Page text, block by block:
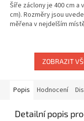
Šíře záclony je 400 cm a
cm). Rozměry jsou
měřena v nejdelším
ZOBRAZIT
Popis Hodnocení
Detailní popis